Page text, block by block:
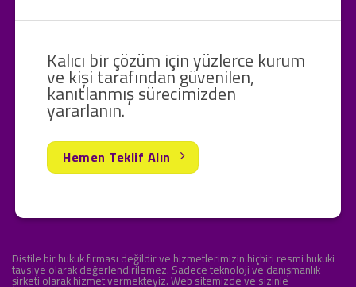
Kalıcı bir çözüm için yüzlerce kurum
ve kişi tarafından güvenilen,
kanıtlanmış sürecimizden
yararlanın.
Hemen Teklif Alın
Distile bir hukuk firması değildir ve hizmetlerimizin hiçbiri resmi hukuki
tavsiye olarak değerlendirilemez. Sadece teknoloji ve danışmanlık
şirketi olarak hizmet vermekteyiz. Web sitemizde ve sizinle